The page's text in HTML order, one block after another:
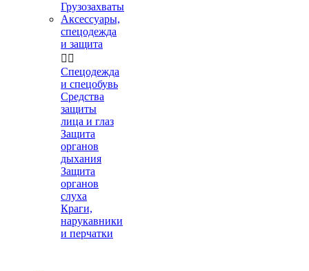
Грузозахваты
Аксессуары,
спецодежда
и защита
 
Спецодежда
и спецобувь
Средства
защиты
лица и глаз
Защита
органов
дыхания
Защита
органов
слуха
Краги,
нарукавники
и перчатки